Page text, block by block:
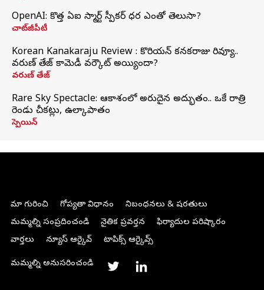
OpenAI: కొత్త ఏఐ స్మార్ట్ స్పీకర్ ధర ఎంతో తెలుసా?
చాట్‌జీపీటీ
Korean Kanakaraju Review : కొరియన్ కనకరాజు రివ్యూ..
వరుణ్ తేజ్ కామెడీ వర్కౌట్ అయ్యిందా?
వరుణ్ తేజ్
Rare Sky Spectacle: ఆకాశంలో అరుదైన అద్భుతం.. ఒకే రాత్రి
రెండు చీకట్లు, ఉల్కాపాతం
స్పెయిన్
మా గురించి గోప్యతా విధానం
నిబంధనలు & షరతులు
మమ్మల్ని సంప్రదించండి
నైతిక ప్రవర్తన
ఫిర్యాదుల పరిష్కారం
వార్తలు
న్యూస్ ఆర్కైవ్ టాపిక్స్ ఆర్కైవ్స్
మమ్మల్ని అనుసరించండి